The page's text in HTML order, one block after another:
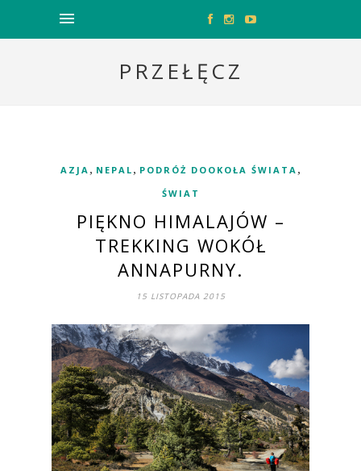
PRZEŁĘCZ
AZJA , NEPAL , PODRÓŻ DOOKOŁA ŚWIATA ,
ŚWIAT
PIĘKNO HIMALAJÓW –
TREKKING WOKÓŁ
ANNAPURNY.
15 LISTOPADA 2015